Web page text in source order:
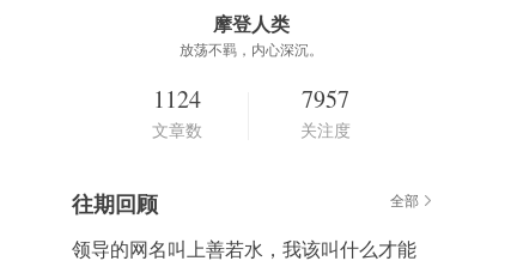
摩登人类
放荡不羁，内心深沉。
1124
文章数
7957
关注度
往期回顾 全部
领导的网名叫上善若水，我该叫什么才能